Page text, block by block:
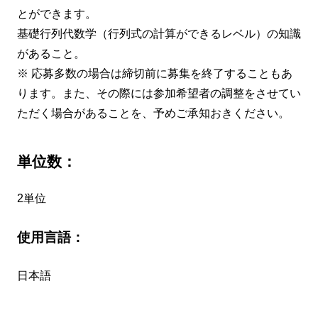
とができます。
基礎行列代数学（行列式の計算ができるレベル）の知識
があること。
※ 応募多数の場合は締切前に募集を終了することもあ
ります。また、その際には参加希望者の調整をさせてい
ただく場合があることを、予めご承知おきください。
単位数：
2単位
使用言語：
日本語